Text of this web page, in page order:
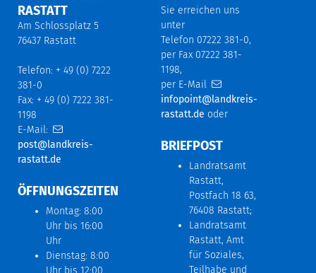
RASTATT
Am Schlossplatz 5
76437 Rastatt
Telefon: + 49 (0) 7222
381-0
Fax: + 49 (0) 7222 381-
1198
E-Mail:
post@landkreis-
rastatt.de
ÖFFNUNGSZEITEN
Montag: 8:00
Uhr bis 16:00
Uhr
Dienstag: 8:00
Uhr bis 12:00
Sie erreichen uns
unter
Telefon 07222 381-0,
per Fax 07222 381-
1198,
per E-Mail
infopoint@landkreis-
rastatt.de oder
BRIEFPOST
Landratsamt
Rastatt,
Postfach 18 63,
76408 Rastatt;
Landratsamt
Rastatt, Amt
für Soziales,
Teilhabe und